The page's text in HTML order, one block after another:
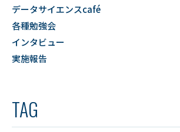
データサイエンスcafé
各種勉強会
インタビュー
実施報告
TAG